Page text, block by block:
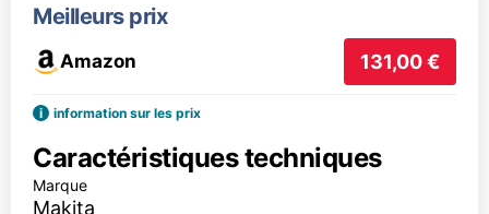
Meilleurs prix
Amazon 131,00 €
i information sur les prix
Caractéristiques techniques
Marque
Makita